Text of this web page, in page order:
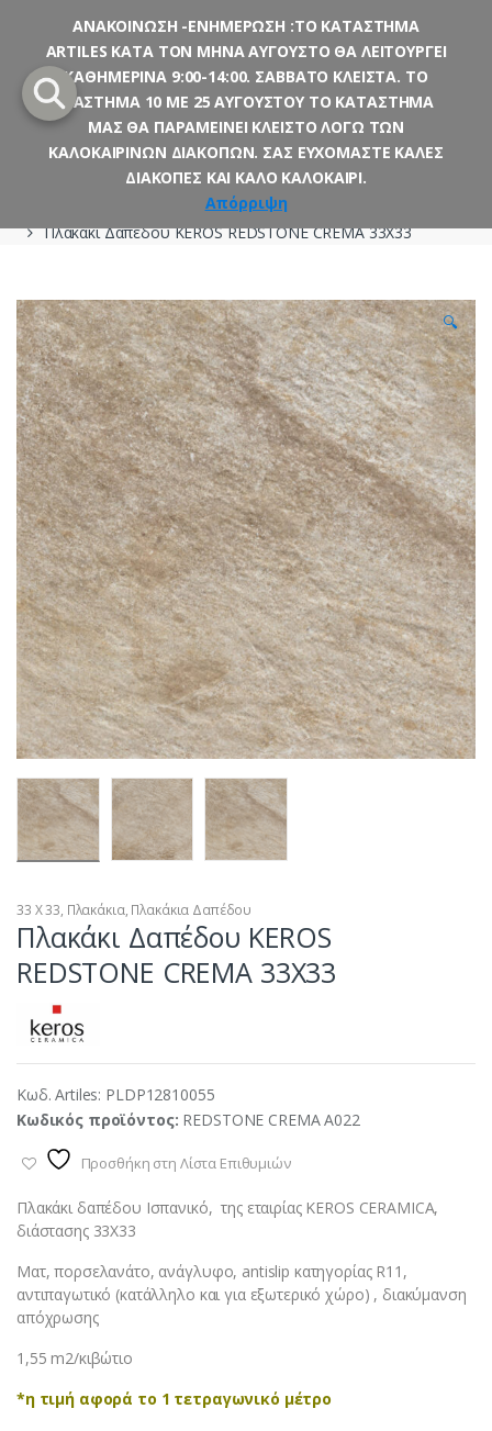
navigation
content
Πλακάκια Πλακάκια Δαπέδου
Πλακάκι Δαπέδου KEROS REDSTONE CREMA 33X33
🔍
33 Χ 33, Πλακάκια, Πλακάκια Δαπέδου
Πλακάκι Δαπέδου KEROS
REDSTONE CREMA 33X33
Κωδ. Artiles: PLDP12810055
Κωδικός προϊόντος: REDSTONE CREMA A022
Προσθήκη στη Λίστα Επιθυμιών
Πλακάκι δαπέδου Ισπανικό, της εταιρίας KEROS CERAMICA,
διάστασης 33X33
Ματ, πορσελανάτο, ανάγλυφο, antislip κατηγορίας R11,
αντιπαγωτικό (κατάλληλο και για εξωτερικό χώρο) , διακύμανση
απόχρωσης
1,55 m2/κιβώτιο
*η τιμή αφορά το 1 τετραγωνικό μέτρο
ΑΝΑΚΟΙΝΩΣΗ -ΕΝΗΜΕΡΩΣΗ :ΤΟ ΚΑΤΑΣΤΗΜΑ
ARTILES ΚΑΤΑ ΤΟΝ ΜΗΝΑ ΑΥΓΟΥΣΤΟ ΘΑ ΛΕΙΤΟΥΡΓΕΙ
ΚΑΘΗΜΕΡΙΝΑ 9:00-14:00. ΣΑΒΒΑΤΟ ΚΛΕΙΣΤΑ. ΤΟ
ΔΙΑΣΤΗΜΑ 10 ΜΕ 25 ΑΥΓΟΥΣΤΟΥ ΤΟ ΚΑΤΑΣΤΗΜΑ
ΜΑΣ ΘΑ ΠΑΡΑΜΕΙΝΕΙ ΚΛΕΙΣΤΟ ΛΟΓΩ ΤΩΝ
ΚΑΛΟΚΑΙΡΙΝΩΝ ΔΙΑΚΟΠΩΝ. ΣΑΣ ΕΥΧΟΜΑΣΤΕ ΚΑΛΕΣ
ΔΙΑΚΟΠΕΣ ΚΑΙ ΚΑΛΟ ΚΑΛΟΚΑΙΡΙ.
Απόρριψη